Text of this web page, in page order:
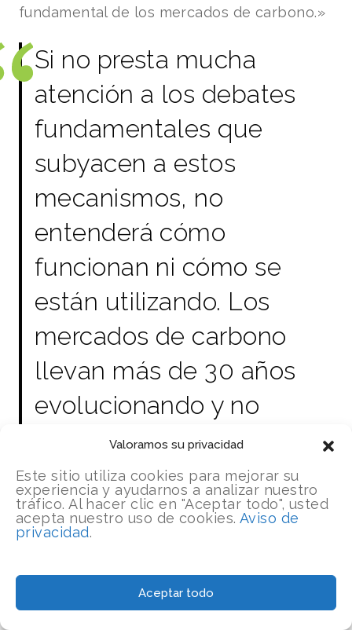
Valoramos su privacidad
Este sitio utiliza cookies para mejorar su
experiencia y ayudarnos a analizar nuestro
tráfico. Al hacer clic en "Aceptar todo", usted
acepta nuestro uso de cookies. Aviso de
privacidad.
Aceptar todo
fundamental de los mercados de carbono.»
Si no presta mucha
atención a los debates
fundamentales que
subyacen a estos
mecanismos, no
entenderá cómo
funcionan ni cómo se
están utilizando. Los
mercados de carbono
llevan más de 30 años
evolucionando y no
puede lanzarse en
paracaídas sobre ellos sin
hacer los deberes y
esperar que le salgan
bien.